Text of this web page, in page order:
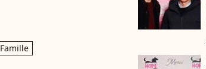
Famille